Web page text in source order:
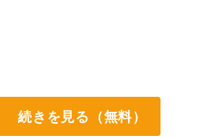
続きを見る（無料）